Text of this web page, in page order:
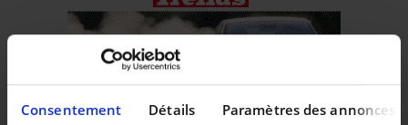
Consentement Détails Paramètres des annonces